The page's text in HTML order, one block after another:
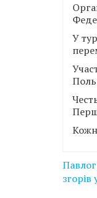
У
згорів